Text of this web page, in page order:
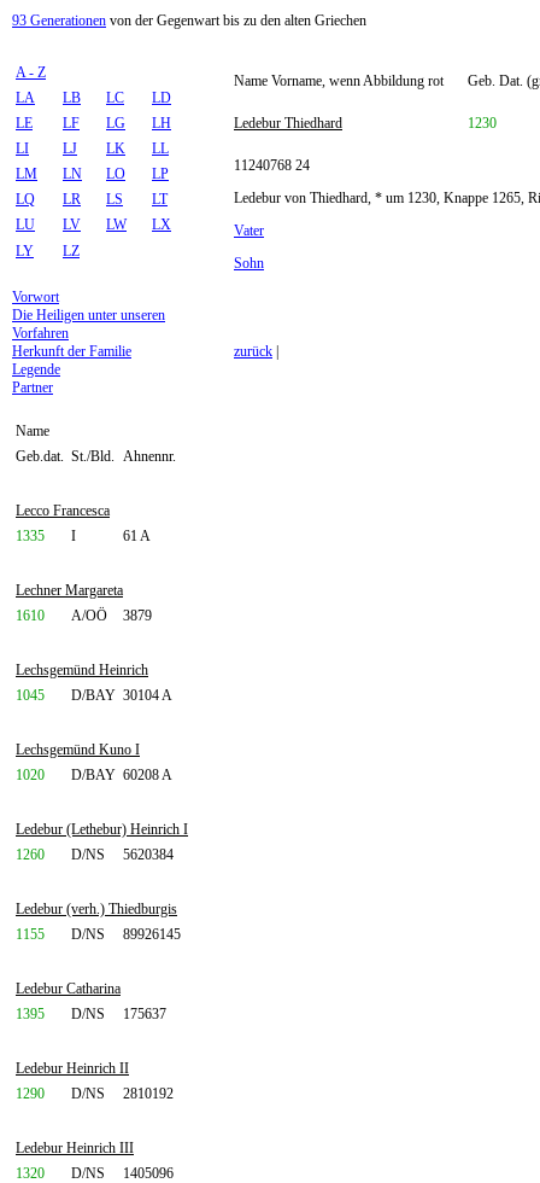
93 Generationen von der Gegenwart bis zu den alten Griechen
A - Z
LA
LB LC
LD
LE
LF LG
LH
LI
LJ LK
LL
LM
LN LO
LP
LQ
LR LS
LT
LU
LV LW
LX
LY
LZ
Vorwort
Die Heiligen unter unseren
Vorfahren
Herkunft der Familie
Legende
Partner
Name
Geb.dat. St./Bld. Ahnennr.
Lecco Francesca
1335
I 61 A
Lechner Margareta
1610
A/OÖ 3879
Lechsgemünd Heinrich
1045
D/BAY 30104 A
Lechsgemünd Kuno I
1020
D/BAY 60208 A
Ledebur (Lethebur) Heinrich I
1260
D/NS 5620384
Ledebur (verh.) Thiedburgis
1155
D/NS 89926145
Ledebur Catharina
1395
D/NS 175637
Ledebur Heinrich II
1290
D/NS 2810192
Ledebur Heinrich III
1320
D/NS 1405096
Name Vorname, wenn Abbildung rot Geb. Dat.
Ledebur Thiedhard 1230
11240768 24
Ledebur von Thiedhard, * um 1230, Knappe 1265,
Vater
Sohn
zurück